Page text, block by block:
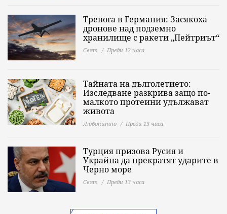
Тревога в Германия: Засякоха
дронове над подземно
хранилище с ракети „Пейтриът“
Свят Преди 12 часа
Тайната на дълголетието:
Изследване разкрива защо по-
малкото протеини удължават
живота
Любопитно Преди 13 часа
Турция призова Русия и
Украйна да прекратят ударите в
Черно море
Свят Преди 13 часа